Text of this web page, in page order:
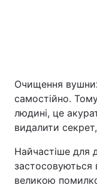
Очищення вушних
самостійно.
людині, це
видалити
Найчастіше для
застосовуються
великою